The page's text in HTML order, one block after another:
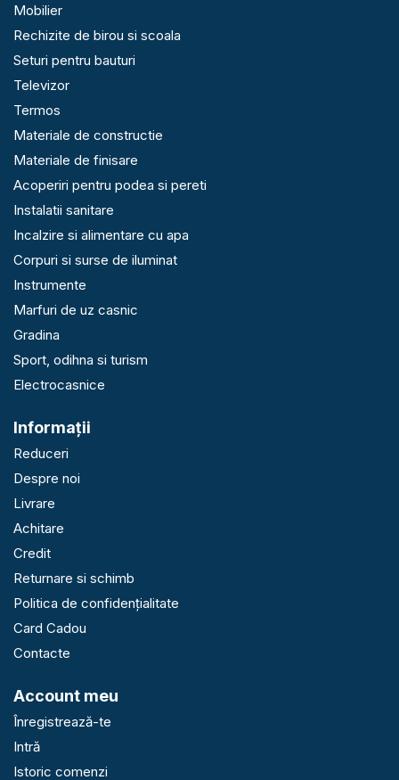
Mobilier
Rechizite de birou si scoala
Seturi pentru bauturi
Televizor
Termos
Materiale de constructie
Materiale de finisare
Acoperiri pentru podea si pereti
Instalatii sanitare
Incalzire si alimentare cu apa
Corpuri si surse de iluminat
Instrumente
Marfuri de uz casnic
Gradina
Sport, odihna si turism
Electrocasnice
Informaţii
Reduceri
Despre noi
Livrare
Achitare
Credit
Returnare si schimb
Politica de confidențialitate
Card Cadou
Contacte
Account meu
Înregistrează-te
Intră
Istoric comenzi